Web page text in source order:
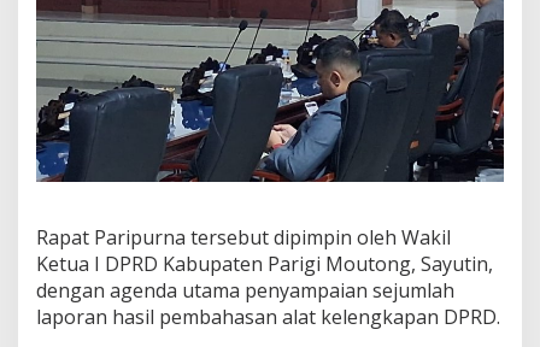
g
a
n
I
T
a
h
u
n
i
d
a
n
g
Rapat Paripurna tersebut dipimpin oleh Wakil
Ketua I DPRD Kabupaten Parigi Moutong, Sayutin,
dengan agenda utama penyampaian sejumlah
laporan hasil pembahasan alat kelengkapan DPRD.